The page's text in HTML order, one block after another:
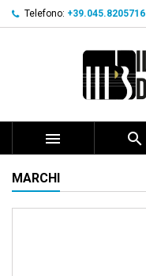
Telefono: +39.045.8205716
 
MARCHI